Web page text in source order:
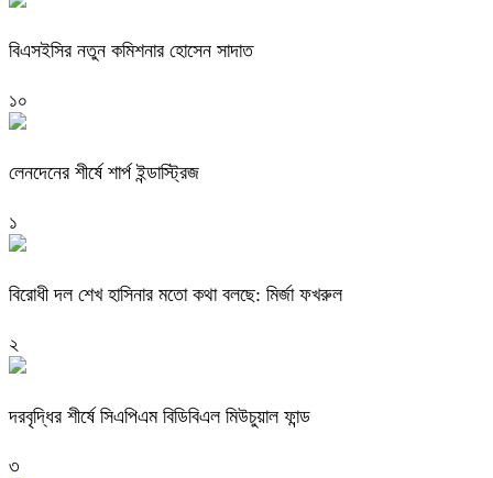
বিএসইসির নতুন কমিশনার হোসেন সাদাত
১০
লেনদেনের শীর্ষে শার্প ইন্ডাস্ট্রিজ
১
বিরোধী দল শেখ হাসিনার মতো কথা বলছে: মির্জা ফখরুল
২
দরবৃদ্ধির শীর্ষে সিএপিএম বিডিবিএল মিউচুয়াল ফান্ড
৩